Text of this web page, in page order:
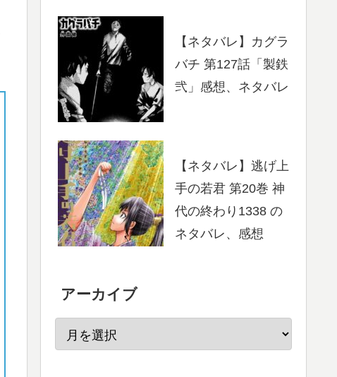
【ネタバレ】カグラ
バチ 第127話「製鉄
弐」感想、ネタバレ
【ネタバレ】逃げ上
手の若君 第20巻 神
代の終わり1338 の
ネタバレ、感想
アーカイブ